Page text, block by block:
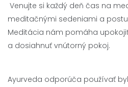
Venujte si každý deň čas na
meditačnými sedeniami a
Meditácia nám pomáha
a dosiahnuť vnútorný pokoj.
Ayurveda odporúča používať